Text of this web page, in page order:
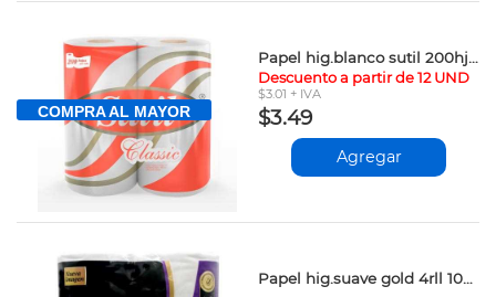
COMPRA AL MAYOR
Papel hig.blanco sutil 200hj 4rll vpv
Descuento a partir de 12 UND
$3.01 + IVA
$3.49
Agregar
Papel hig.suave gold 4rll 105030401